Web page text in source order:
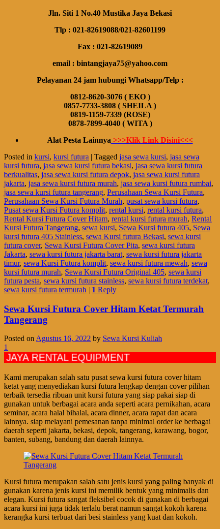
Jln. Siti 1 No.40 Mustika Jaya Bekasi
Tlp : 021-82619088/021-82601199
Fax : 021-82619089
email : bintangjaya75@yahoo.com
Pelayanan 24 jam hubungi Whatsapp/Telp :
0812-8620-3076 ( EKO )
0857-7733-3808 ( SHEILA )
0819-1159-7339 (ROSE)
0878-7899-4040 ( WITA )
Alat Pesta Lainnya >>>Klik Link Disini<<<
Posted in kursi, kursi futura | Tagged jasa sewa kursi, jasa sewa
kursi futura, jasa sewa kursi futura bekasi, jasa sewa kursi futura
berkualitas, jasa sewa kursi futura depok, jasa sewa kursi futura
jakarta, jasa sewa kursi futura murah, jasa sewa kursi futura rumbai,
jasa sewa kursi futura tangerang, Perusahaan Sewa Kursi Futura,
Perusahaan Sewa Kursi Futura Murah, pusat sewa kursi futura,
Pusat sewa Kursi Futura komplit, rental kursi, rental kursi futura,
Rental Kursi Futura Cover Hitam, rental kursi futura murah, Rental
Kursi Futura Tangerang, sewa kursi, Sewa Kursi futura 405, Sewa
kursi futura 405 Stainless, sewa Kursi futura Bekasi, sewa kursi
futura cover, Sewa Kursi Futura Cover Pita, sewa kursi futura
Jakarta, sewa kursi futura jakarta barat, sewa kursi futura jakarta
timur, sewa Kursi Futura komplit, sewa kursi futura mewah, sewa
kursi futura murah, Sewa Kursi Futura Original 405, sewa kursi
futura pesta, sewa kursi futura stainless, sewa kursi futura terdekat,
sewa kursi futura termurah | 1 Reply
Sewa Kursi Futura Cover Hitam Ketat Termurah
Tangerang
Posted on Agustus 16, 2022 by Sewa Kursi Kuliah
1
EQUIPMENT
Kami merupakan salah satu pusat sewa kursi futura cover hitam
ketat yang menyediakan kursi futura lengkap dengan cover pilihan
terbaik tersedia ribuan unit kursi futura yang siap pakai siap di
gunakan untuk berbagai acara anda seperti acara pernikahan, acara
seminar, acara halal bihalal, acara dinner, acara rapat dan acara
lainnya. siap melayani pemesanan tanpa minimal order ke berbagai
daerah seperti jakarta, bekasi, depok, tangerang, karawang, bogor,
banten, subang, bandung dan daerah lainnya.
Kursi futura merupakan salah satu jenis kursi yang paling banyak di
gunakan karena jenis kursi ini memilik bentuk yang minimalis dan
elegan. Kursi futura sangat fleksibel cocok di gunakan di berbagai
acara kursi ini juga tidak terlalu berat namun sangat kokoh karena
kerangka kursi terbuat dari besi stainless yang kuat dan kokoh.